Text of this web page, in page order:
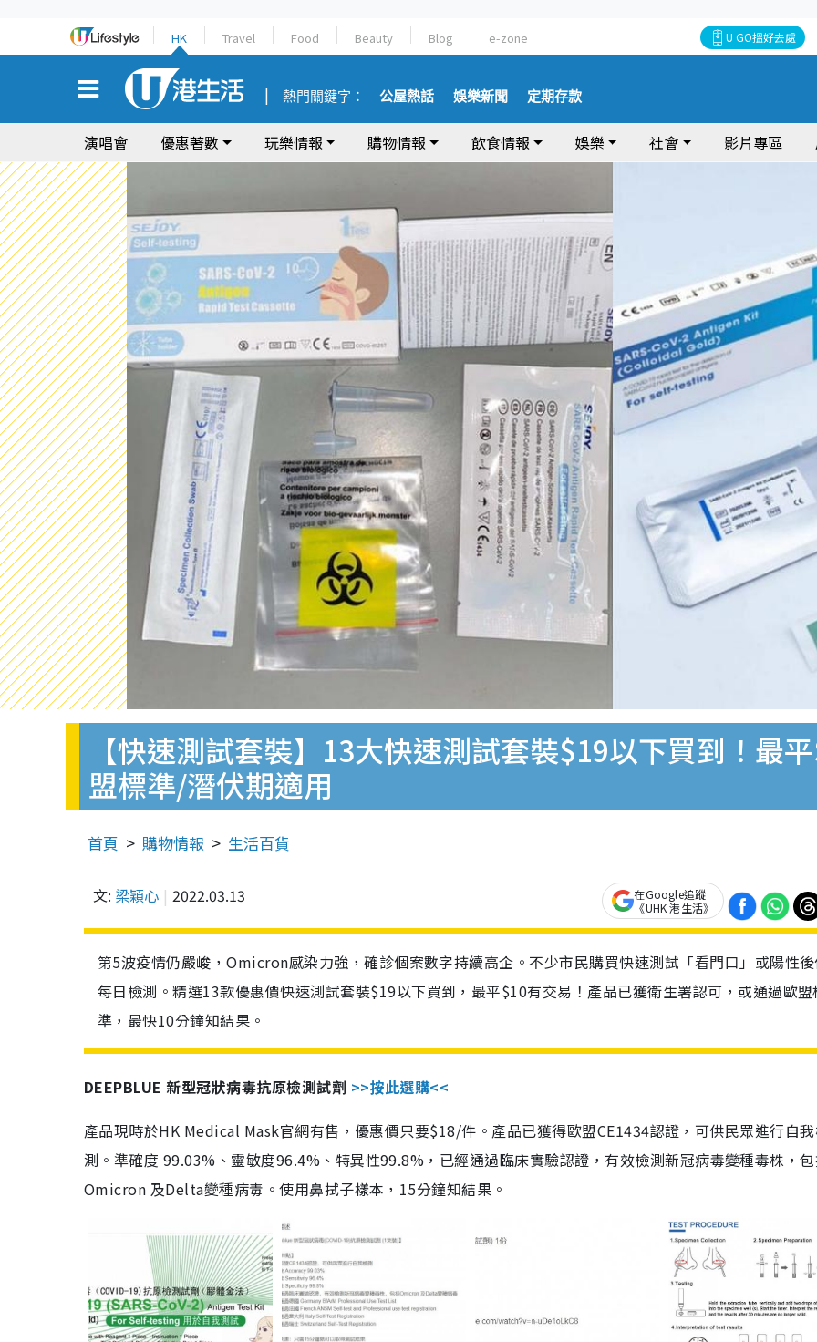
HK Travel Food Beauty Blog e-zone U GO搵好去處
熱門關鍵字： 公屋熱話 娛樂新聞 定期存款
演唱會 優惠著數 玩樂情報 購物情報 飲食情報 娛樂 社會 影片專區
【快速測試套裝】13大快速測試套裝$19以下買到！最
盟標準/潛伏期適用
首頁 購物情報 生活百貨
文: 梁穎心 2022.03.13
在Google追蹤
《UHK 港生活》
第5波疫情仍嚴峻，Omicron感染力強，確診個案數字持續高企。不少市民購買快速測試「看門口」或陽性
每日檢測。精選13款優惠價快速測試套裝$19以下買到，最平$10有交易！產品已獲衛生署認可，或通過歐盟
準，最快10分鐘知結果。
DEEPBLUE 新型冠狀病毒抗原檢測試劑 >>按此選購<<
產品現時於HK Medical Mask官網有售，優惠價只要$18/件。產品已獲得歐盟CE1434認證，可供民眾進行自
測。準確度 99.03%、靈敏度96.4%、特異性99.8%，已經通過臨床實驗認證，有效檢測新冠病毒變種毒株，
Omicron 及Delta變種病毒。使用鼻拭子樣本，15分鐘知結果。